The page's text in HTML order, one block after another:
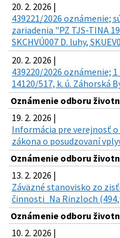
20. 2. 2026 |
439221/2026 oznámenie;
zariadenia "PZ TJS-TINA
SKCHVÚ007 D. luhy,
20. 2. 2026 |
439220/2026 oznámenie; 1
14120/517, k. ú. Záhorská
Oznámenie odboru
19. 2. 2026 |
Informácia pre verejnosť o
zákona o posudzovaní
Oznámenie odboru
13. 2. 2026 |
Záväzné stanovisko zo
činnosti_Na Rinzloch
Oznámenie odboru
10. 2. 2026 |